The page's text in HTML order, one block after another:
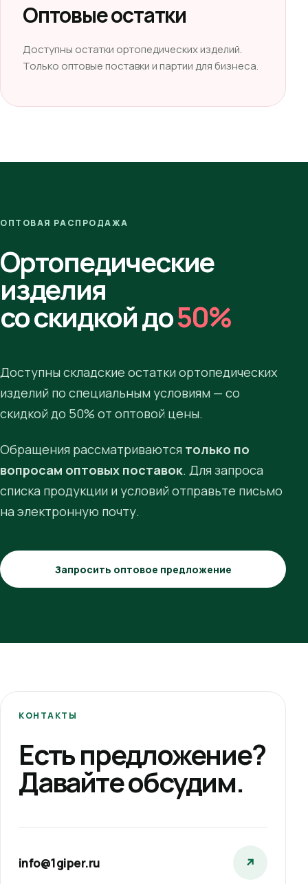
Оптовые остатки
Доступны остатки ортопедических изделий.
Только оптовые поставки и партии для бизнеса.
ОПТОВАЯ РАСПРОДАЖА
Ортопедические
изделия
со скидкой до50%
Доступны складские остатки ортопедических
изделий по специальным условиям — со
скидкой до 50% от оптовой цены.
Обращения рассматриваются только по
вопросам оптовых поставок. Для запроса
списка продукции и условий отправьте письмо
на электронную почту.
Запросить оптовое предложение
КОНТАКТЫ
Есть предложение?
Давайте обсудим.
info@1giper.ru ↗